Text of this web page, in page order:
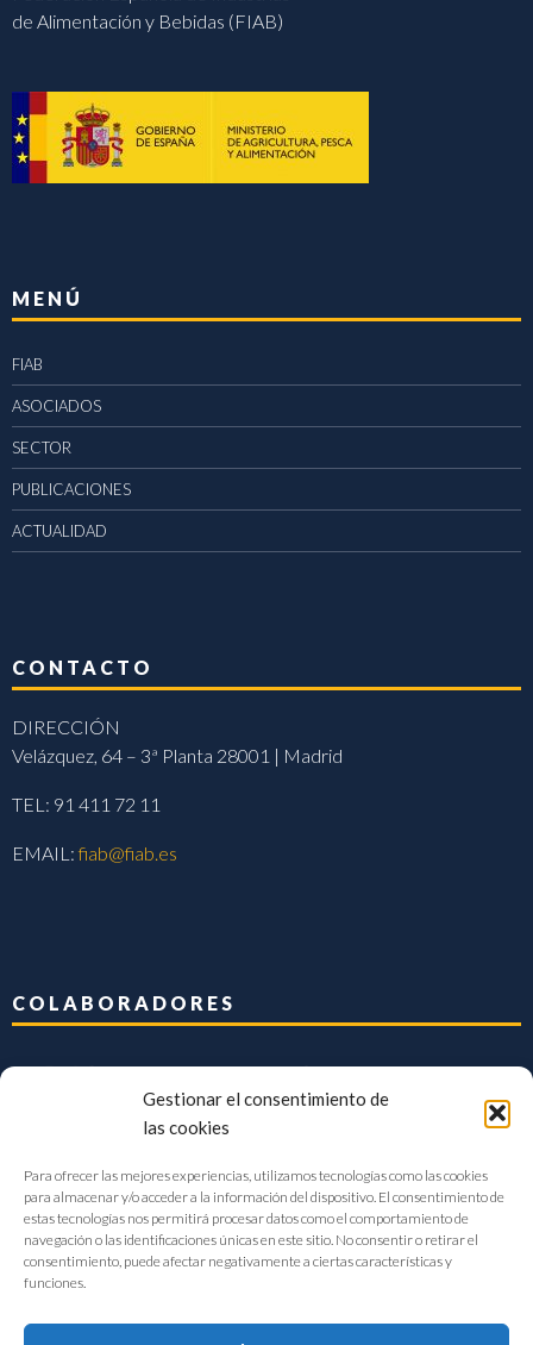
Gestionar el consentimiento de
las cookies
Para ofrecer las mejores experiencias, utilizamos tecnologías como las cookies
para almacenar y/o acceder a la información del dispositivo. El consentimiento de
estas tecnologías nos permitirá procesar datos como el comportamiento de
navegación o las identificaciones únicas en este sitio. No consentir o retirar el
consentimiento, puede afectar negativamente a ciertas características y
funciones.
de Alimentación y Bebidas (FIAB)
MENÚ
FIAB
ASOCIADOS
SECTOR
PUBLICACIONES
ACTUALIDAD
CONTACTO
DIRECCIÓN
Velázquez, 64 – 3ª Planta 28001 | Madrid
TEL: 91 411 72 11
EMAIL:fiab@fiab.es
COLABORADORES